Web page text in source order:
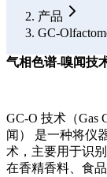
产品
GC-
气相色谱-嗅闻技
GC-O 技术（Gas
闻） 是一种将仪
术，主要用于识
在香精香料、食